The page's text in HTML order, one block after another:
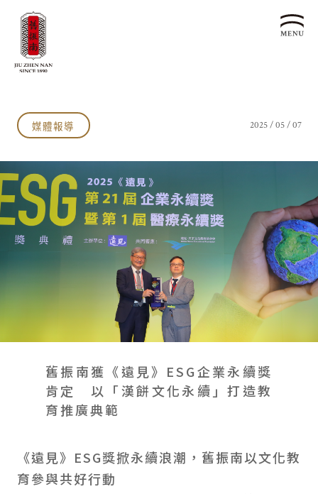
歷史沿革
文化生活誌
24節氣文化
漢餅文化
漢餅文化館
文化體驗
產品服務
產品介紹
企業客製贈禮區
預約品鑑
喜餅預約
企業永續
企業永續發展 ESG
永續新聞集
利害關係人
最新消息
聯絡我們
全台據點
客服中心
會員禮遇會員禮遇
媒體報導 2025 / 05 / 07
舊振南獲《遠見》ESG企業永續獎
肯定 以「漢餅文化永續」打造教
育推廣典範
《遠見》ESG獎掀永續浪潮，舊振南以文化教
育參與共好行動